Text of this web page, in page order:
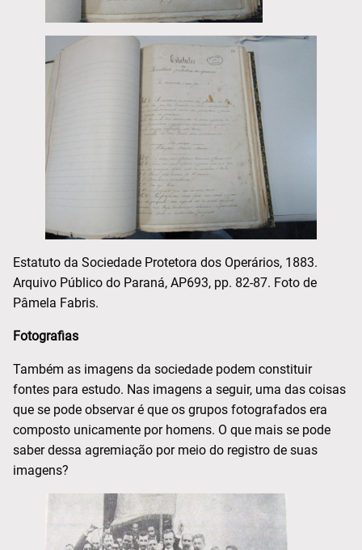
Estatuto da Sociedade Protetora dos Operários, 1883.
Arquivo Público do Paraná, AP693, pp. 82-87. Foto de
Pâmela Fabris.
Fotografias
Também as imagens da sociedade podem constituir
fontes para estudo. Nas imagens a seguir, uma das coisas
que se pode observar é que os grupos fotografados era
composto unicamente por homens. O que mais se pode
saber dessa agremiação por meio do registro de suas
imagens?